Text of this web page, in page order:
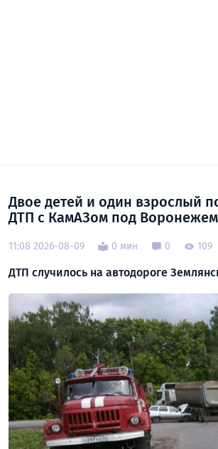
Двое детей и один взрослый
ДТП с КамАЗом под Воронежем
11:08 2026-08-09 0 мин 0 109
ДТП случилось на автодороге